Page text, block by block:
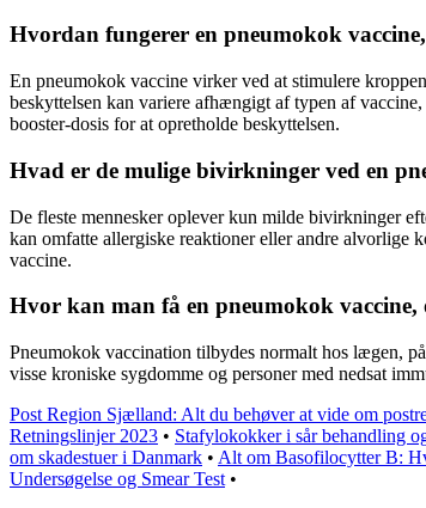
Hvordan fungerer en pneumokok
En pneumokok vaccine virker ved at stimulere
beskyttelsen kan variere afhængigt af typen af
booster-dosis for at opretholde beskyttelsen.
Hvad er de mulige bivirkninger ved en
De fleste mennesker oplever kun milde bivirkninger
kan omfatte allergiske reaktioner eller andre alvorlige
vaccine.
Hvor kan man få en pneumokok vaccine,
Pneumokok vaccination tilbydes normalt hos lægen,
visse kroniske sygdomme og personer med nedsat
Post Region Sjælland: Alt du behøver at vide om
Retningslinjer 2023 • Stafylokokker i sår behandling
om skadestuer i Danmark • Alt om Basofilocytter B:
Undersøgelse og Smear Test •